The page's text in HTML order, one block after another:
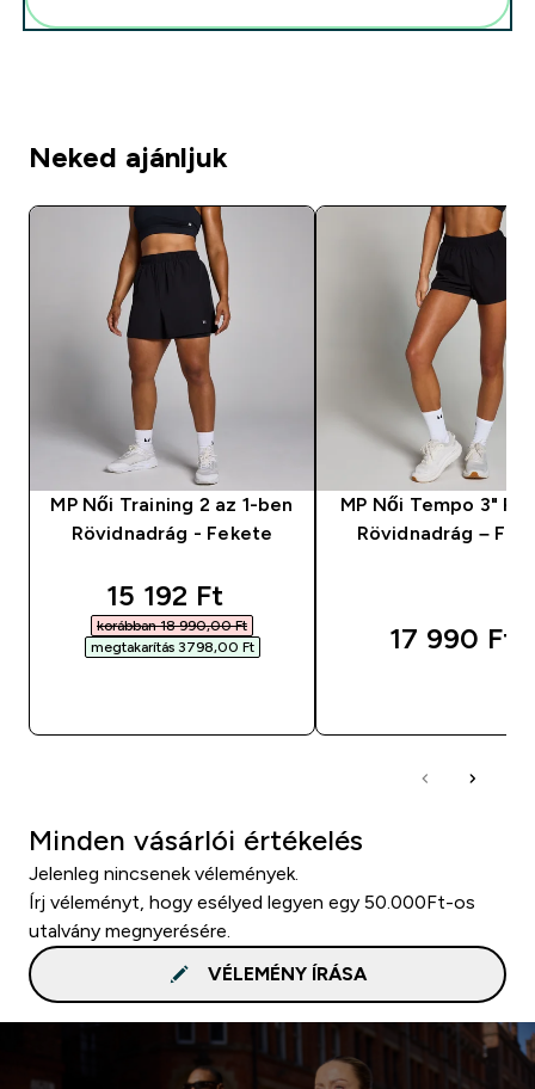
Neked ajánljuk
MP Női Training 2 az 1-ben
Rövidnadrág - Fekete
discounted price
15 192 Ft‎
korábban 18 990,00 Ft‎
megtakarítás 3798,00 Ft‎
MP Női Tempo 3"
Rövidnadrág –
17 990 Ft‎
Minden vásárlói értékelés
Jelenleg nincsenek vélemények.
Írj véleményt, hogy esélyed legyen egy 50.000Ft-os
utalvány megnyerésére.
VÉLEMÉNY ÍRÁSA